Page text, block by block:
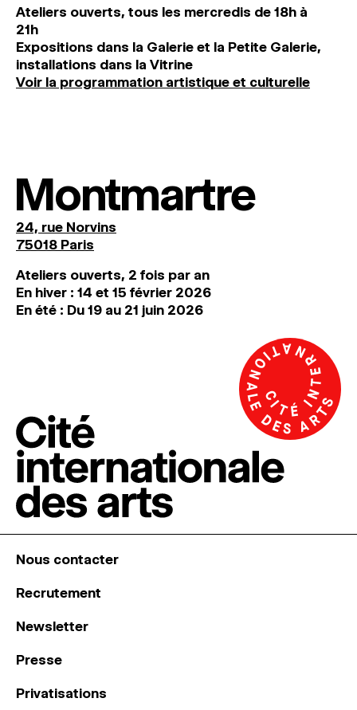
Ateliers ouverts, tous les mercredis de 18h à
21h
Expositions dans la Galerie et la Petite Galerie,
installations dans la Vitrine
Voir la programmation artistique et culturelle
Montmartre
24, rue Norvins
75018 Paris
Ateliers ouverts, 2 fois par an
En hiver : 14 et 15 février 2026
En été : Du 19 au 21 juin 2026
Nous contacter
Recrutement
Newsletter
Presse
Privatisations